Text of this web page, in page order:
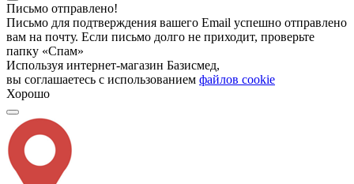
Письмо отправлено!
Письмо для подтверждения вашего Email успешно отправлено
вам на почту. Если письмо долго не приходит, проверьте
папку «Спам»
Используя интернет-магазин Базисмед,
вы соглашаетесь с использованием файлов cookie
Хорошо